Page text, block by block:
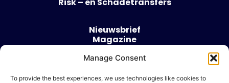
Manage Consent
To provide the best experiences, we use technologies like cookies to
Risk – en Schadetransfers
Nieuwsbrief
Magazine
Over